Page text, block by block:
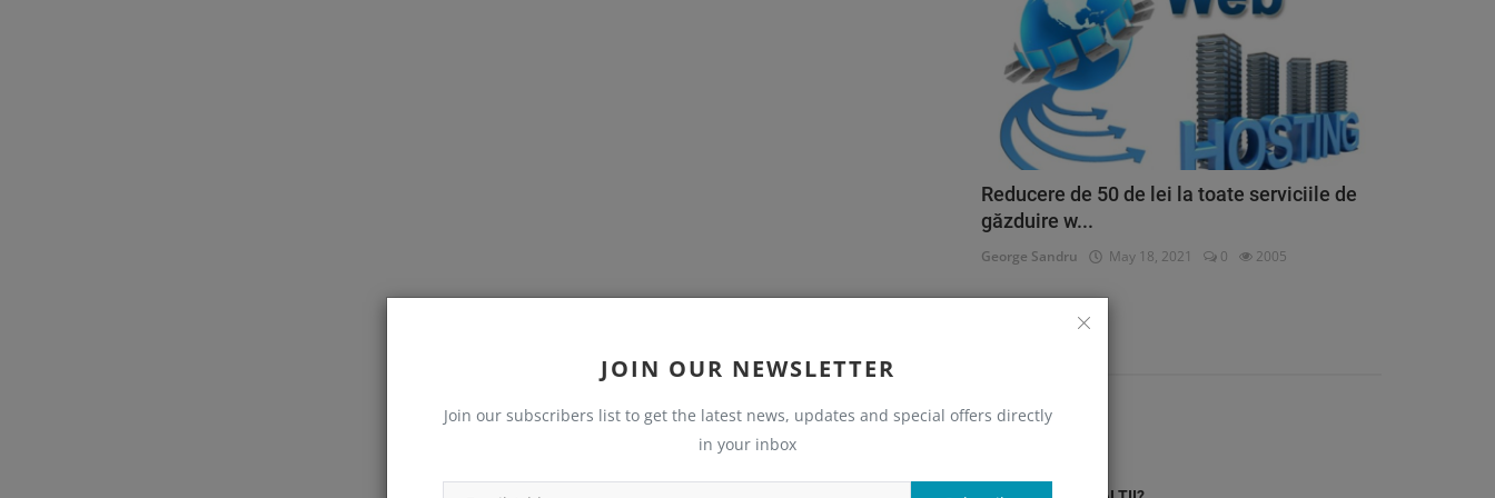
JOIN OUR NEWSLETTER
Join our subscribers list to get the latest news, updates and special offers directly
in your inbox
Reducere de 50 de lei la toate serviciile de
găzduire w...
George Sandru May 18, 2021 0 2005
Personal